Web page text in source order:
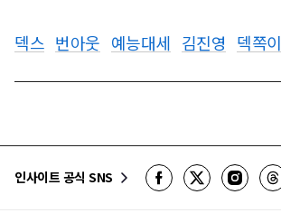
덱스 번아웃 예능대세 김진영 덱쪽이
인사이트 공식 SNS